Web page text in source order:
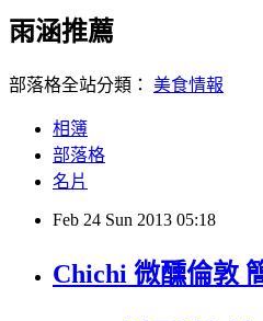
雨涵推薦
部落格全站分類： 美食情報
相簿
部落格
名片
Feb 24 Sun 2013 05:18
Chichi 微醺倫敦